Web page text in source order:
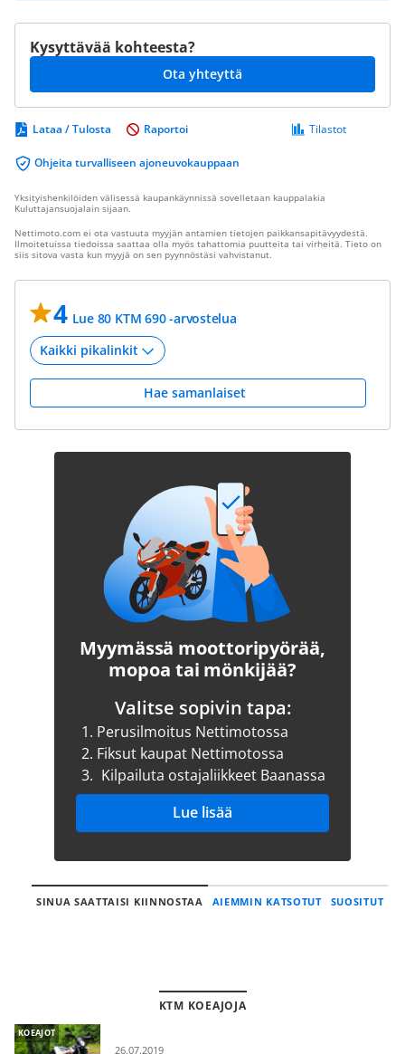
Kysyttävää kohteesta?
Ota yhteyttä
Lataa / Tulosta
Ohjeita turvalliseen ajoneuvokauppaan
Tilastot
Raportoi
Yksityishenkilöiden välisessä kaupankäynnissä sovelletaan kauppalakia
Kuluttajansuojalain sijaan.
Nettimoto.com ei ota vastuuta myyjän antamien tietojen paikkansapitävyydestä.
Ilmoitetuissa tiedoissa saattaa olla myös tahattomia puutteita tai virheitä. Tieto on
siis sitova vasta kun myyjä on sen pyynnöstäsi vahvistanut.
4 Lue 80 KTM 690 -arvostelua
Hae samanlaiset
Myymässä moottoripyörää,
mopoa tai mönkijää?
Valitse sopivin tapa:
1. Perusilmoitus Nettimotossa
2. Fiksut kaupat Nettimotossa
3. Kilpailuta ostajaliikkeet Baanassa
Lue lisää
SINUA SAATTAISI KIINNOSTAA AIEMMIN KATSOTUT SUOSITUT
KTM KOEAJOJA
KOEAJOT
26.07.2019